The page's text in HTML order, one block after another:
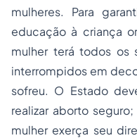
mulheres. Para
educação à criança
mulher terá todos os
interrompidos em
sofreu. O Estado
realizar aborto
mulher exerça seu